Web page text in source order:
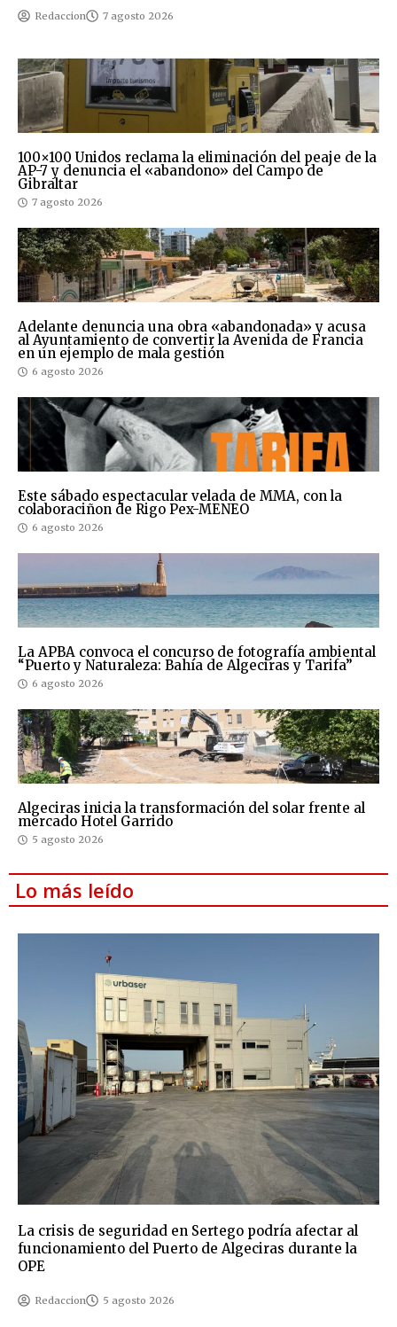
Redaccion 7 agosto 2026
100×100 Unidos reclama la eliminación del peaje de la
AP-7 y denuncia el «abandono» del Campo de
Gibraltar
7 agosto 2026
Adelante denuncia una obra «abandonada» y acusa
al Ayuntamiento de convertir la Avenida de Francia
en un ejemplo de mala gestión
6 agosto 2026
Este sábado espectacular velada de MMA, con la
colaboraciñon de Rigo Pex-MENEO
6 agosto 2026
La APBA convoca el concurso de fotografía ambiental
“Puerto y Naturaleza: Bahía de Algeciras y Tarifa”
6 agosto 2026
Algeciras inicia la transformación del solar frente al
mercado Hotel Garrido
5 agosto 2026
Lo más leído
La crisis de seguridad en Sertego podría afectar al
funcionamiento del Puerto de Algeciras durante la
OPE
Redaccion 5 agosto 2026